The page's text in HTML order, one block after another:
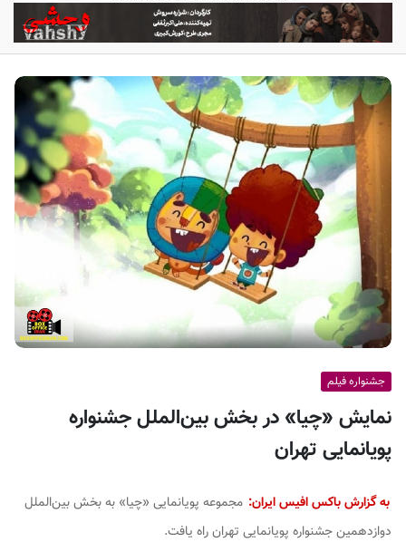
ب
ا
ک
س
آ
ی
س
ا
ی
ر
ا
ن
جشنواره فیلم
نمایش «چیا» در بخش بین‌الملل جشنواره
پویانمایی تهران
به گزارش باکس افیس ایران: مجموعه پویانمایی «چیا» به بخش بین‌الملل
دوازدهمین جشنواره پویانمایی تهران راه یافت‌‎.